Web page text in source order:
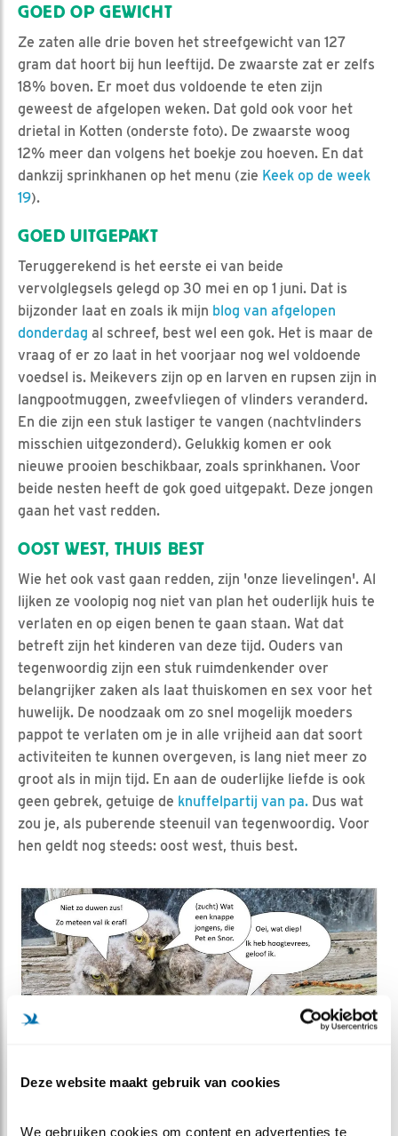
Deze website maakt gebruik van cookies
We gebruiken cookies om content en advertenties te
GOED OP GEWICHT
Ze zaten alle drie boven het streefgewicht van 127
gram dat hoort bij hun leeftijd. De zwaarste zat er zelfs
18% boven. Er moet dus voldoende te eten zijn
geweest de afgelopen weken. Dat gold ook voor het
drietal in Kotten (onderste foto). De zwaarste woog
12% meer dan volgens het boekje zou hoeven. En dat
dankzij sprinkhanen op het menu (zie Keek op de week
19).
GOED UITGEPAKT
Teruggerekend is het eerste ei van beide
vervolglegsels gelegd op 30 mei en op 1 juni. Dat is
bijzonder laat en zoals ik mijn blog van afgelopen
donderdag al schreef, best wel een gok. Het is maar de
vraag of er zo laat in het voorjaar nog wel voldoende
voedsel is. Meikevers zijn op en larven en rupsen zijn in
langpootmuggen, zweefvliegen of vlinders veranderd.
En die zijn een stuk lastiger te vangen (nachtvlinders
misschien uitgezonderd). Gelukkig komen er ook
nieuwe prooien beschikbaar, zoals sprinkhanen. Voor
beide nesten heeft de gok goed uitgepakt. Deze jongen
gaan het vast redden.
OOST WEST, THUIS BEST
Wie het ook vast gaan redden, zijn 'onze lievelingen'. Al
lijken ze voolopig nog niet van plan het ouderlijk huis te
verlaten en op eigen benen te gaan staan. Wat dat
betreft zijn het kinderen van deze tijd. Ouders van
tegenwoordig zijn een stuk ruimdenkender over
belangrijker zaken als laat thuiskomen en sex voor het
huwelijk. De noodzaak om zo snel mogelijk moeders
pappot te verlaten om je in alle vrijheid aan dat soort
activiteiten te kunnen overgeven, is lang niet meer zo
groot als in mijn tijd. En aan de ouderlijke liefde is ook
geen gebrek, getuige de knuffelpartij van pa. Dus wat
zou je, als puberende steenuil van tegenwoordig. Voor
hen geldt nog steeds: oost west, thuis best.